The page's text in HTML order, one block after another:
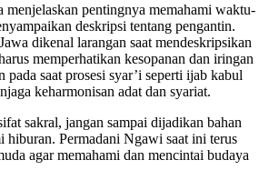
menjelaskan pentingnya memahami waktu-
deskripsi tentang pengantin.
dikenal larangan saat mendeskripsikan
memperhatikan kesopanan dan iringan
pada saat prosesi syar’i seperti ijab kabul
keharmonisan adat dan syariat.
sakral, jangan sampai dijadikan bahan
hiburan. Permadani Ngawi saat ini terus
agar memahami dan mencintai budaya